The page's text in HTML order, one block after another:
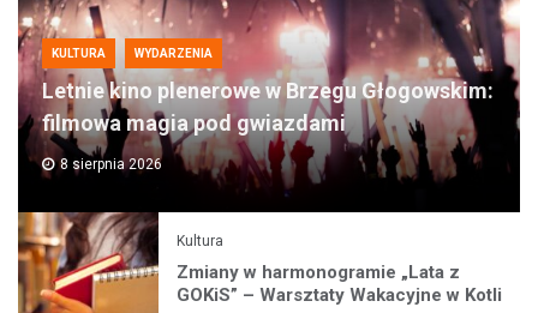
KULTURA WYDARZENIA
Letnie kino plenerowe w Brzegu Głogowskim:
filmowa magia pod gwiazdami
8 sierpnia 2026
Kultura
Zmiany w harmonogramie „Lata z
GOKiS” – Warsztaty Wakacyjne w Kotli